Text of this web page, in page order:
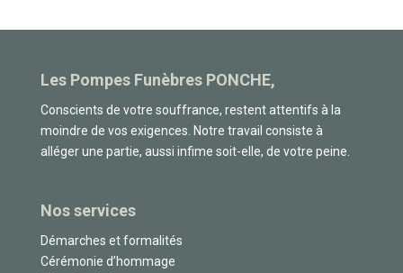
Les Pompes Funèbres PONCHE,
Conscients de votre souffrance, restent attentifs à la
moindre de vos exigences. Notre travail consiste à
alléger une partie, aussi infime soit-elle, de votre peine.
Nos services
Démarches et formalités
Cérémonie d’hommage